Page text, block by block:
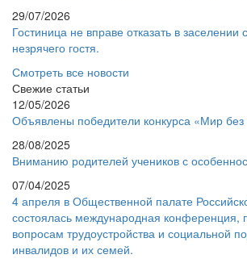
29/07/2026
Гостиница не вправе отказать в заселении
незрячего гостя.
Смотреть все новости
Свежие статьи
12/05/2026
Объявлены победители конкурса «Мир без
28/08/2025
Вниманию родителей учеников с
07/04/2025
4 апреля в Общественной палате
состоялась международная конференция,
вопросам трудоустройства и социальной
инвалидов и их семей.